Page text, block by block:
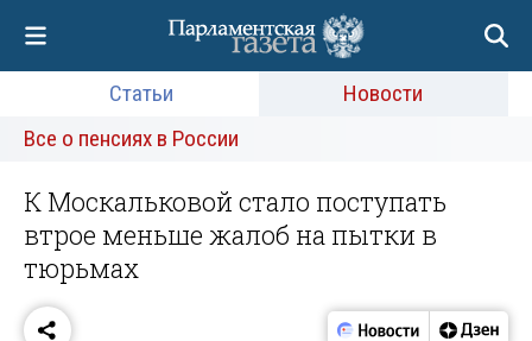
Статьи
Новости
Все о пенсиях в России
К Москальковой стало поступать
втрое меньше жалоб на пытки в
тюрьмах